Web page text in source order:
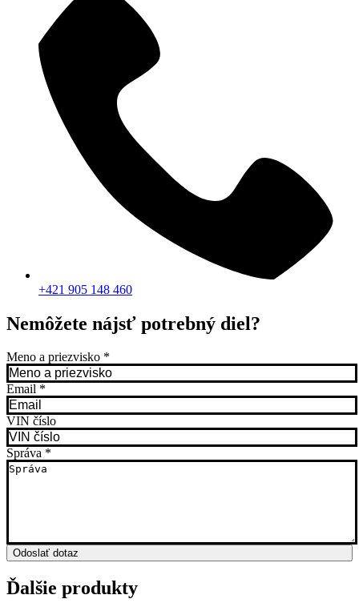
+421 905 148 460
Nemôžete nájsť potrebný diel?
Meno a priezvisko *
Email *
VIN číslo
Správa *
Odoslať dotaz
Ďalšie produkty